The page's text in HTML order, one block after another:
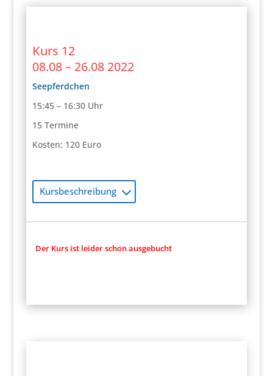
Kurs 12
08.08 – 26.08 2022
Seepferdchen
15:45 – 16:30 Uhr
15 Termine
Kosten: 120 Euro
Kursbeschreibung
Der Kurs ist leider schon ausgebucht